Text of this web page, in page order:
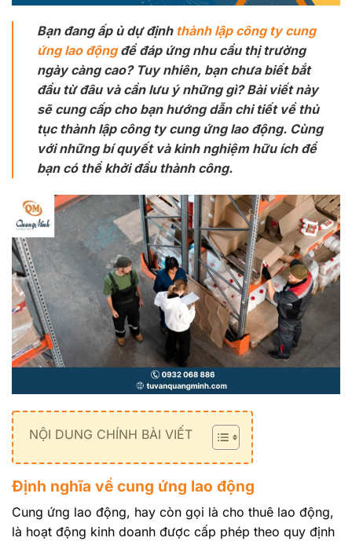
Bạn đang ấp ủ dự định thành lập công ty cung
ứng lao độngđể đáp ứng nhu cầu thị trường
ngày càng cao? Tuy nhiên, bạn chưa biết bắt
đầu từ đâu và cần lưu ý những gì? Bài viết này
sẽ cung cấp cho bạn hướng dẫn chi tiết về thủ
tục thành lập công ty cung ứng lao động. Cùng
với những bí quyết và kinh nghiệm hữu ích để
bạn có thể khởi đầu thành công.
NỘI DUNG CHÍNH BÀI VIẾT
Định nghĩa về cung ứng lao động
Cung ứng lao động, hay còn gọi là cho thuê lao động,
là hoạt động kinh doanh được cấp phép theo quy định